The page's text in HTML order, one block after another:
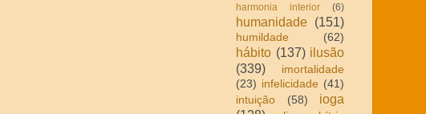
harmonia interior (6)
humanidade (151)
humildade (62)
hábito (137) ilusão
(339)
imortalidade
(23) infelicidade (41)
intuição
(58)
ioga